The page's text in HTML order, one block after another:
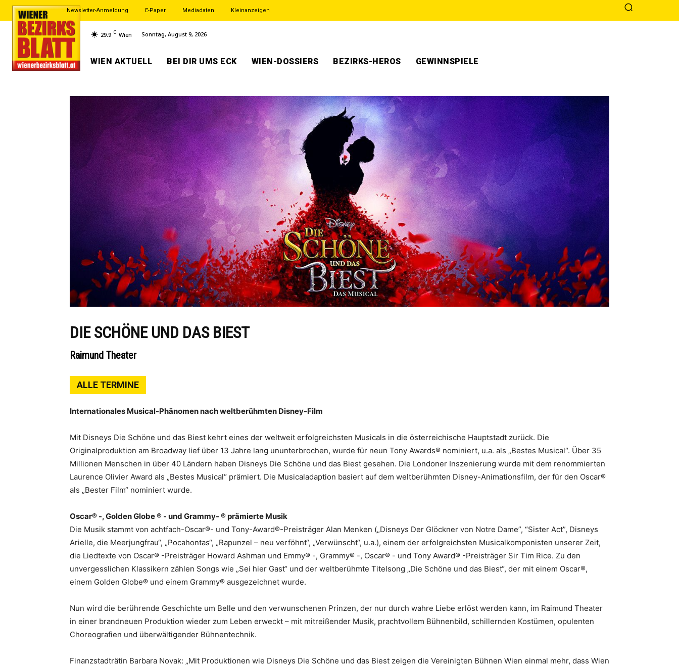
Newsletter-Anmeldung E-Paper Mediadaten Kleinanzeigen
29.9 C Wien Sonntag, August 9, 2026
WIEN AKTUELL BEI DIR UMS ECK WIEN-DOSSIERS BEZIRKS-HEROS GEWINNSPIELE
DIE SCHÖNE UND DAS BIEST
Raimund Theater
ALLE TERMINE
Internationales Musical-Phänomen nach weltberühmten Disney-Film
Mit Disneys Die Schöne und das Biest kehrt eines der weltweit erfolgreichsten Musicals in die österreichische Hauptstadt zurück. Die
Originalproduktion am Broadway lief über 13 Jahre lang ununterbrochen, wurde für neun Tony Awards® nominiert, u.a. als „Bestes Musical“. Über 35
Millionen Menschen in über 40 Ländern haben Disneys Die Schöne und das Biest gesehen. Die Londoner Inszenierung wurde mit dem renommierten
Laurence Olivier Award als „Bestes Musical“ prämiert. Die Musicaladaption basiert auf dem weltberühmten Disney-Animationsfilm, der für den Oscar®
als „Bester Film“ nominiert wurde.
Oscar® -, Golden Globe ® - und Grammy- ® prämierte Musik
Die Musik stammt von achtfach-Oscar®- und Tony-Award®-Preisträger Alan Menken („Disneys Der Glöckner von Notre Dame”, “Sister Act”, Disneys
Arielle, die Meerjungfrau“, „Pocahontas“, „Rapunzel – neu verföhnt“, „Verwünscht“, u.a.), einem der erfolgreichsten Musicalkomponisten unserer Zeit,
die Liedtexte von Oscar® -Preisträger Howard Ashman und Emmy® -, Grammy® -, Oscar® - und Tony Award® -Preisträger Sir Tim Rice. Zu den
unvergesslichen Klassikern zählen Songs wie „Sei hier Gast“ und der weltberühmte Titelsong „Die Schöne und das Biest“, der mit einem Oscar®,
einem Golden Globe® und einem Grammy® ausgezeichnet wurde.
Nun wird die berührende Geschichte um Belle und den verwunschenen Prinzen, der nur durch wahre Liebe erlöst werden kann, im Raimund Theater
in einer brandneuen Produktion wieder zum Leben erweckt – mit mitreißender Musik, prachtvollem Bühnenbild, schillernden Kostümen, opulenten
Choreografien und überwältigender Bühnentechnik.
Finanzstadträtin Barbara Novak: „Mit Produktionen wie Disneys Die Schöne und das Biest zeigen die Vereinigten Bühnen Wien einmal mehr, dass Wien